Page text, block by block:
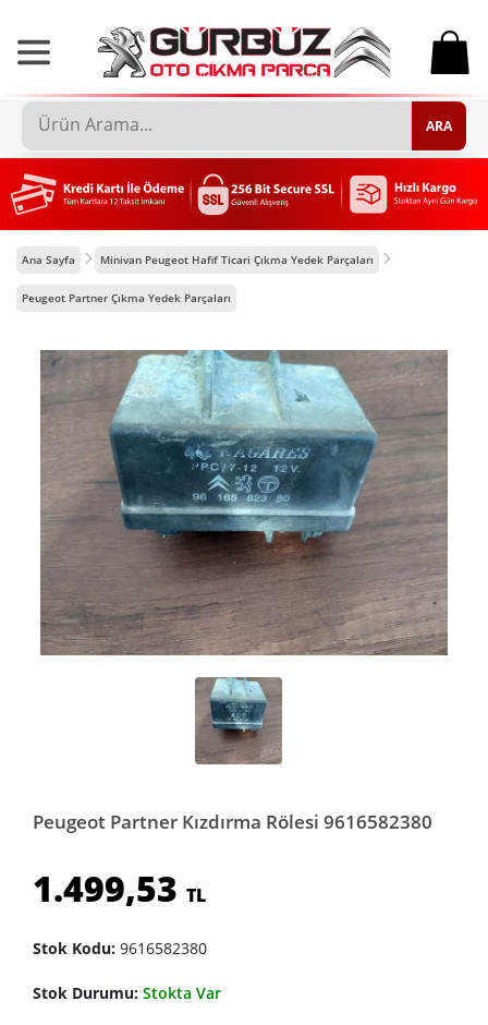
0
ARA
Ana Sayfa Minivan Peugeot Hafif Ticari Çıkma Yedek Parçaları
Peugeot Partner Çıkma Yedek Parçaları
Peugeot Partner Kızdırma Rölesi 9616582380
1.499,53 TL
Stok Kodu: 9616582380
Stok Durumu: Stokta Var